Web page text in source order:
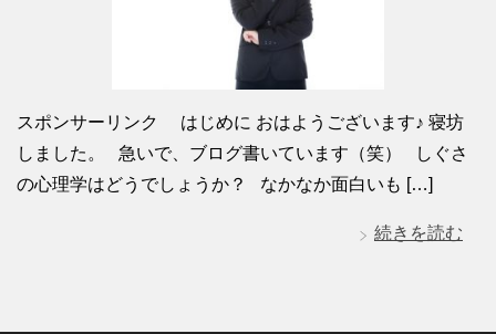
スポンサーリンク はじめに おはようございます♪ 寝坊
しました。 急いで、ブログ書いています（笑） しぐさ
の心理学はどうでしょうか？ なかなか面白いも […]
続きを読む